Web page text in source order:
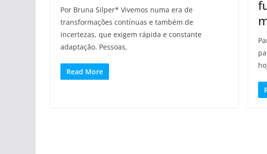
Por Bruna Silper* Vivemos numa era de
transformações contínuas e também de
incertezas, que exigem rápida e constante
adaptação. Pessoas,
Read More